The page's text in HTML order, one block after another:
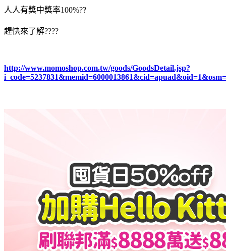
人人有獎中獎率100%??
趕快來了解????
http://www.momoshop.com.tw/goods/GoodsDetail.jsp?